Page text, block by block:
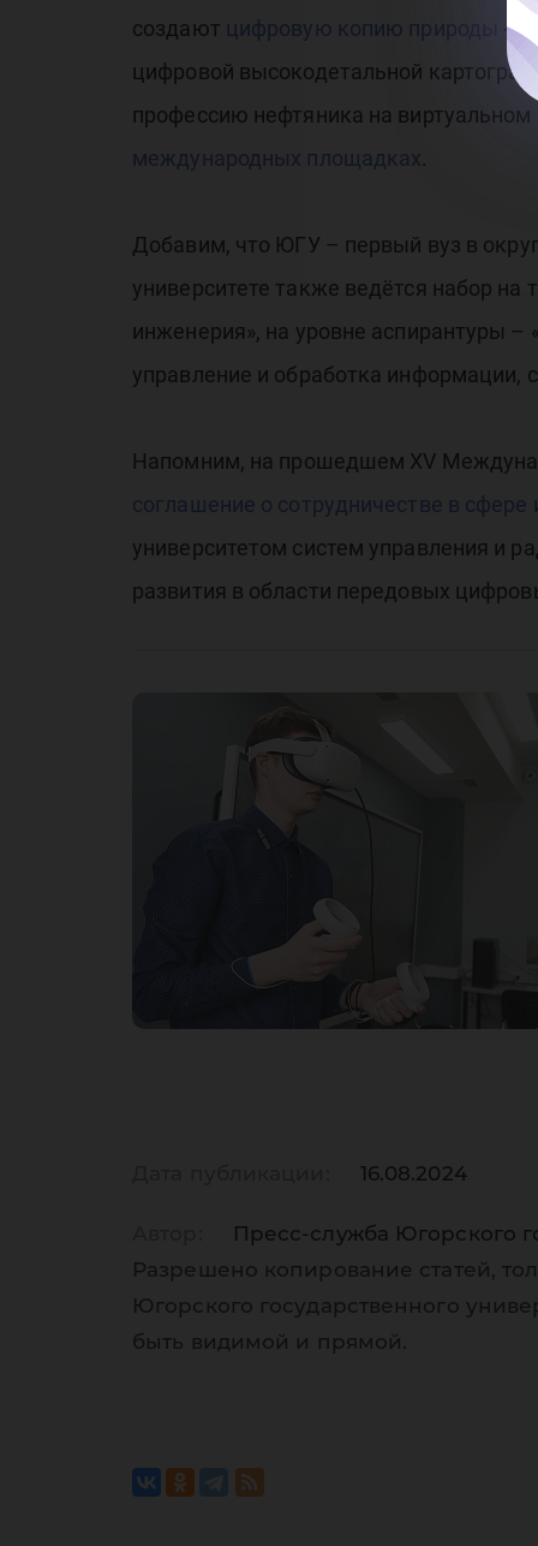
создают цифровую копию природы
-
цифровой высокодетальной
профессию нефтяника на
международных площадках.
Добавим, что ЮГУ – первый вуз в
университете также ведётся набор
инженерия», на уровне аспирантуры
управление и обработка информации,
Напомним, на прошедшем XV
соглашение о сотрудничестве в
университетом систем управления и
развития в области передовых
16.08.2024
Пресс-служба Югорского
Разрешено копирование статей,
Югорского государственного
быть видимой и прямой.